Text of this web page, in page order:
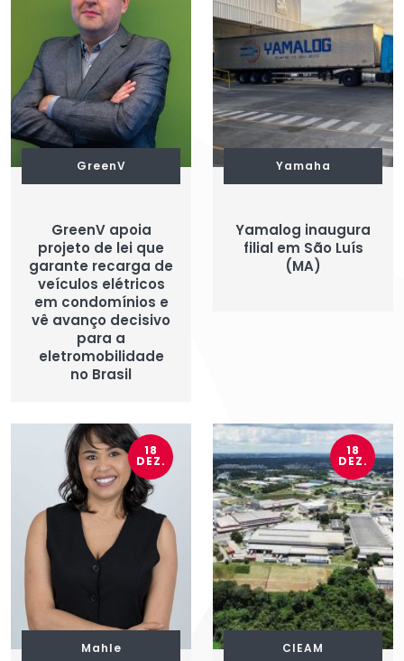
GreenV
GreenV apoia
projeto de lei que
garante recarga de
veículos elétricos
em condomínios e
vê avanço decisivo
para a
eletromobilidade
no Brasil
Yamaha
Yamalog inaugura
filial em São Luís
(MA)
18
DEZ.
Mahle
18
DEZ.
CIEAM